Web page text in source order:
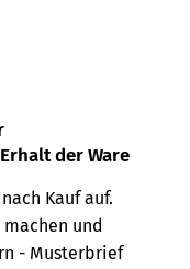
der Ware
Kauf auf.
und
- Musterbrief